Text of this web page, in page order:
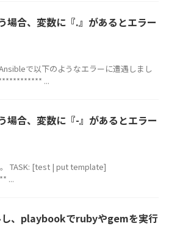
合、変数に『.』があるとエラー
で以下のようなエラーに遭遇しまし
...
合、変数に『-』があるとエラー
TASK: [test | put template]
...
、playbookでrubyやgemを実行